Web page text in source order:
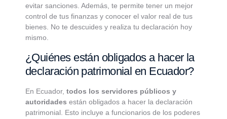
evitar sanciones. Además, te permite tener un mejor
control de tus finanzas y conocer el valor real de tus
bienes. No te descuides y realiza tu declaración hoy
mismo.
¿Quiénes están obligados a hacer la
declaración patrimonial en Ecuador?
En Ecuador, todos los servidores públicos y
autoridades están obligados a hacer la declaración
patrimonial. Esto incluye a funcionarios de los poderes